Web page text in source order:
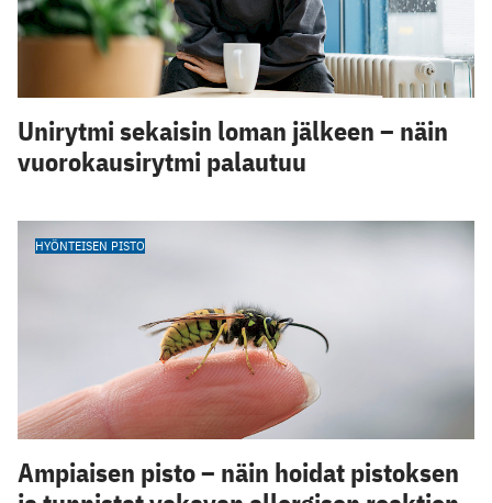
Unirytmi sekaisin loman jälkeen – näin
vuorokausirytmi palautuu
HYÖNTEISEN PISTO
Ampiaisen pisto – näin hoidat pistoksen